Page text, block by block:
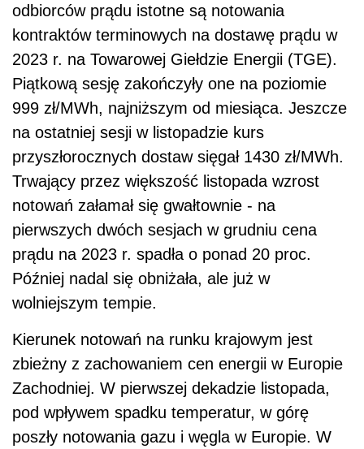
odbiorców prądu istotne są notowania
kontraktów terminowych na dostawę prądu w
2023 r. na Towarowej Giełdzie Energii (TGE).
Piątkową sesję zakończyły one na poziomie
999 zł/MWh, najniższym od miesiąca. Jeszcze
na ostatniej sesji w listopadzie kurs
przyszłorocznych dostaw sięgał 1430 zł/MWh.
Trwający przez większość listopada wzrost
notowań załamał się gwałtownie - na
pierwszych dwóch sesjach w grudniu cena
prądu na 2023 r. spadła o ponad 20 proc.
Później nadal się obniżała, ale już w
wolniejszym tempie.
Kierunek notowań na runku krajowym jest
zbieżny z zachowaniem cen energii w Europie
Zachodniej. W pierwszej dekadzie listopada,
pod wpływem spadku temperatur, w górę
poszły notowania gazu i węgla w Europie. W